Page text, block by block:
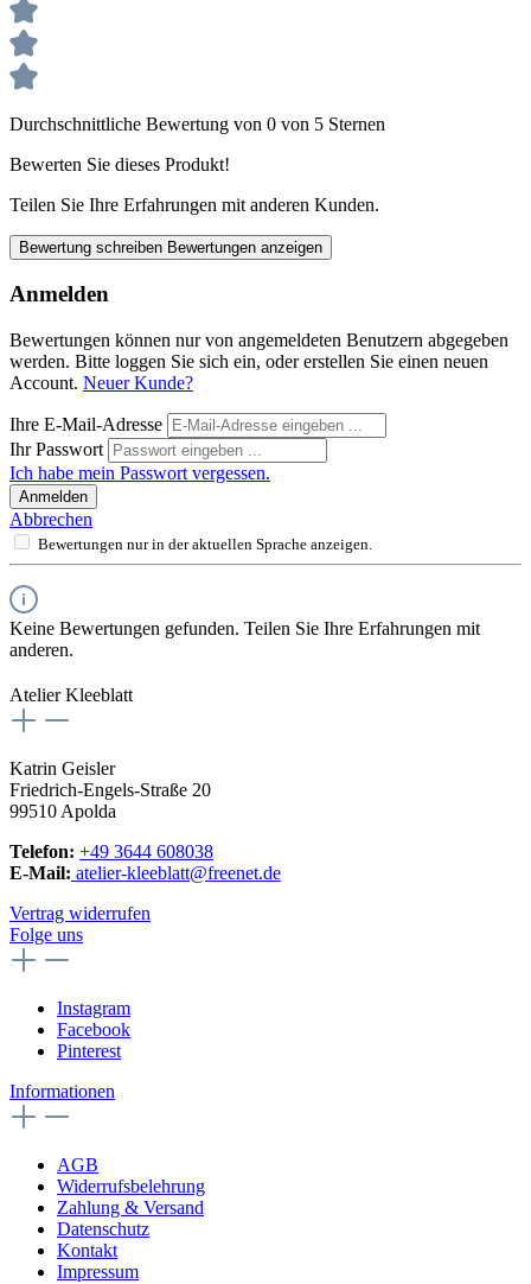
Durchschnittliche Bewertung von 0 von 5 Sternen
Bewerten Sie dieses Produkt!
Teilen Sie Ihre Erfahrungen mit anderen Kunden.
Bewertung schreiben Bewertungen anzeigen
Anmelden
Bewertungen können nur von angemeldeten Benutzern abgegeben
werden. Bitte loggen Sie sich ein, oder erstellen Sie einen neuen
Account. Neuer Kunde?
Ihre E-Mail-Adresse
Ihr Passwort
Ich habe mein Passwort vergessen.
Anmelden
Abbrechen
Bewertungen nur in der aktuellen Sprache anzeigen.
Keine Bewertungen gefunden. Teilen Sie Ihre Erfahrungen mit
anderen.
Atelier Kleeblatt
Katrin Geisler
Friedrich-Engels-Straße 20
99510 Apolda
Telefon: +49 3644 608038
E-Mail: atelier-kleeblatt@freenet.de
Vertrag widerrufen
Folge uns
Instagram
Facebook
Pinterest
Informationen
AGB
Widerrufsbelehrung
Zahlung & Versand
Datenschutz
Kontakt
Impressum